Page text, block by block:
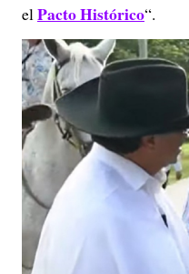
elPacto Histórico“.